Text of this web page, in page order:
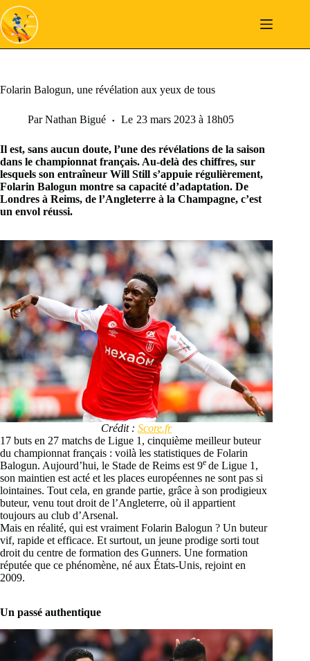
Passer
au
contenu
Folarin Balogun, une révélation aux yeux de tous
Par Nathan Bigué Le 23 mars 2023 à 18h05
Il est, sans aucun doute, l’une des révélations de la saison
dans le championnat français. Au-delà des chiffres, sur
lesquels son entraîneur Will Still s’appuie régulièrement,
Folarin Balogun montre sa capacité d’adaptation. De
Londres à Reims, de l’Angleterre à la Champagne, c’est
un envol réussi.
Crédit :Score.fr
17 buts en 27 matchs de Ligue 1, cinquième meilleur buteur
du championnat français : voilà les statistiques de Folarin
Balogun. Aujourd’hui, le Stade de Reims est 9e de Ligue 1,
son maintien est acté et les places européennes ne sont pas si
lointaines. Tout cela, en grande partie, grâce à son prodigieux
buteur, venu tout droit de l’Angleterre, où il appartient
toujours au club d’Arsenal.
Mais en réalité, qui est vraiment Folarin Balogun ? Un buteur
vif, rapide et efficace. Et surtout, un jeune prodige sorti tout
droit du centre de formation des Gunners. Une formation
réputée que ce phénomène, né aux États-Unis, rejoint en
2009.
Un passé authentique